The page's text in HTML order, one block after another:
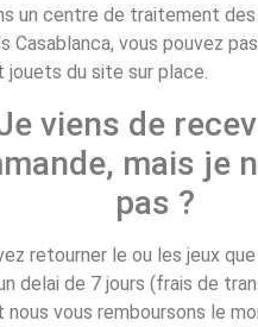
un centre de traitement
Casablanca, vous pouvez
jouets du site sur place.
viens de
mais je
pas ?
retourner le ou les jeux que
delai de 7 jours (frais de
nous vous remboursons le